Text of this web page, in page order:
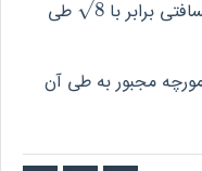
برابر با 8
√
8 طی
مجبور به طی آن